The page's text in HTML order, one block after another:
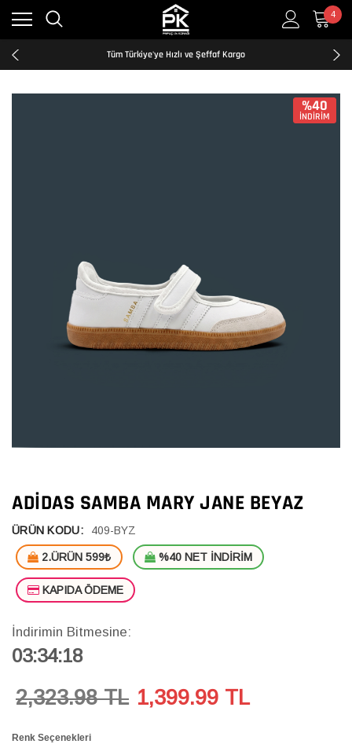
4
Kredi Kartına Taksit İmkanı
2500₺ ve Üzeri Ücretsiz Kargo
Tüm Türkiye'ye Hızlı ve Şeffaf Kargo
Kredi Kartına Taksit İmkanı
%40
İNDİRİM
ADIDAS SAMBA MARY JANE BEYAZ
ÜRÜN KODU: 409-BYZ
2.ÜRÜN 599₺ %40 NET İNDİRİM
KAPIDA ÖDEME
İndirimin Bitmesine:
03:34:18
2,323.98 TL 1,399.99 TL
Renk Seçenekleri